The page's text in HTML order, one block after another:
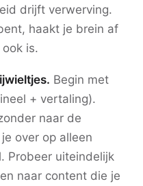
drijft verwerving.
haakt je brein af
is.
Begin met
+ vertaling).
naar de
over op alleen
Probeer uiteindelijk
naar content die je